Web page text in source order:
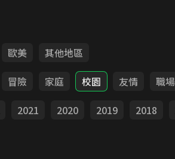
歐美
其他地區
冒險 家庭 校園 友情
職場
2021 2020 2019 2018